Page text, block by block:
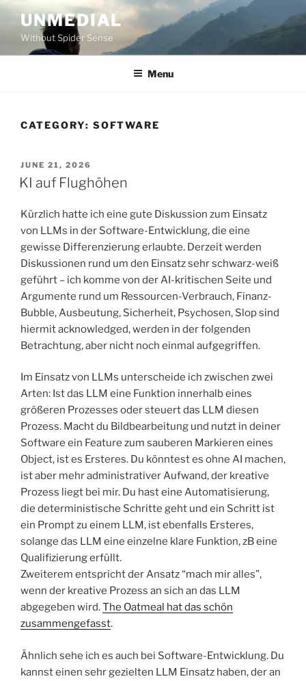
Skip
content
UNMEDIAL
Without Spider Sense
Menu
CATEGORY: SOFTWARE
POSTED
ON
JUNE 21, 2026
KI auf Flughöhen
Kürzlich hatte ich eine gute Diskussion zum Einsatz
von LLMs in der Software-Entwicklung, die eine
gewisse Differenzierung erlaubte. Derzeit werden
Diskussionen rund um den Einsatz sehr schwarz-weiß
geführt – ich komme von der AI-kritischen Seite und
Argumente rund um Ressourcen-Verbrauch, Finanz-
Bubble, Ausbeutung, Sicherheit, Psychosen, Slop sind
hiermit acknowledged, werden in der folgenden
Betrachtung, aber nicht noch einmal aufgegriffen.
Im Einsatz von LLMs unterscheide ich zwischen zwei
Arten: Ist das LLM eine Funktion innerhalb eines
größeren Prozesses oder steuert das LLM diesen
Prozess. Macht du Bildbearbeitung und nutzt in deiner
Software ein Feature zum sauberen Markieren eines
Object, ist es Ersteres. Du könntest es ohne AI machen,
ist aber mehr administrativer Aufwand, der kreative
Prozess liegt bei mir. Du hast eine Automatisierung,
die deterministische Schritte geht und ein Schritt ist
ein Prompt zu einem LLM, ist ebenfalls Ersteres,
solange das LLM eine einzelne klare Funktion, zB eine
Qualifizierung erfüllt.
Zweiterem entspricht der Ansatz “mach mir alles”,
wenn der kreative Prozess an sich an das LLM
abgegeben wird.The Oatmeal hat das schön
zusammengefasst.
Ähnlich sehe ich es auch bei Software-Entwicklung. Du
kannst einen sehr gezielten LLM Einsatz haben, der an